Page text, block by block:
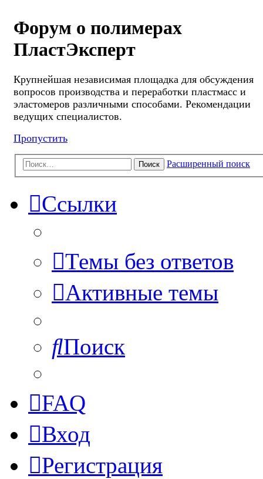
Форум о полимерах
ПластЭксперт
Крупнейшая независимая площадка для обсуждения
вопросов производства и переработки пластмасс и
эластомеров различными способами. Рекомендации
ведущих специалистов.
Пропустить
Поиск Расширенный поиск
Ссылки
Темы без ответов
Активные темы
Поиск
FAQ
Вход
Регистрация